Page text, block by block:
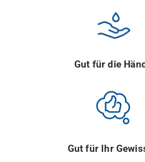
Gut für die
Gut für Ihr